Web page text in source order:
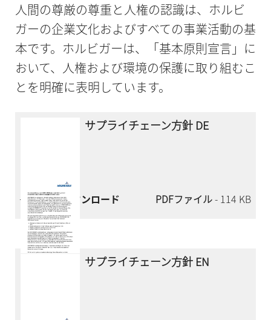
人間の尊厳の尊重と人権の認識は、ホルビ
ガーの企業文化およびすべての事業活動の基
本です。ホルビガーは、「基本原則宣言」に
おいて、人権および環境の保護に取り組むこ
とを明確に表明しています。
サプライチェーン方針 DE
今すぐダウンロード PDFファイル- 114 KB
サプライチェーン方針 EN